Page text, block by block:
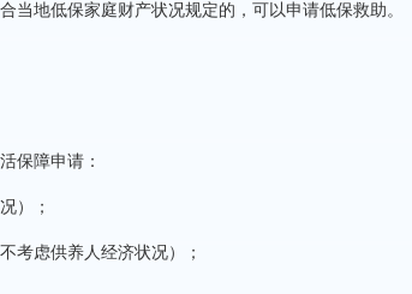
地低保家庭财产状况规定的，可以申请低保救助。
保障申请：
）；
考虑供养人经济状况）；